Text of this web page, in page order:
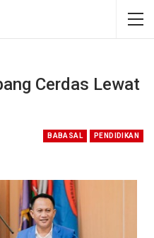
Cerdas Lewat
BABASAL PENDIDIKAN